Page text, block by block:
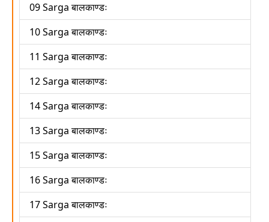
09 Sarga बालकाण्डः
10 Sarga बालकाण्डः
11 Sarga बालकाण्डः
12 Sarga बालकाण्डः
14 Sarga बालकाण्डः
13 Sarga बालकाण्डः
15 Sarga बालकाण्डः
16 Sarga बालकाण्डः
17 Sarga बालकाण्डः